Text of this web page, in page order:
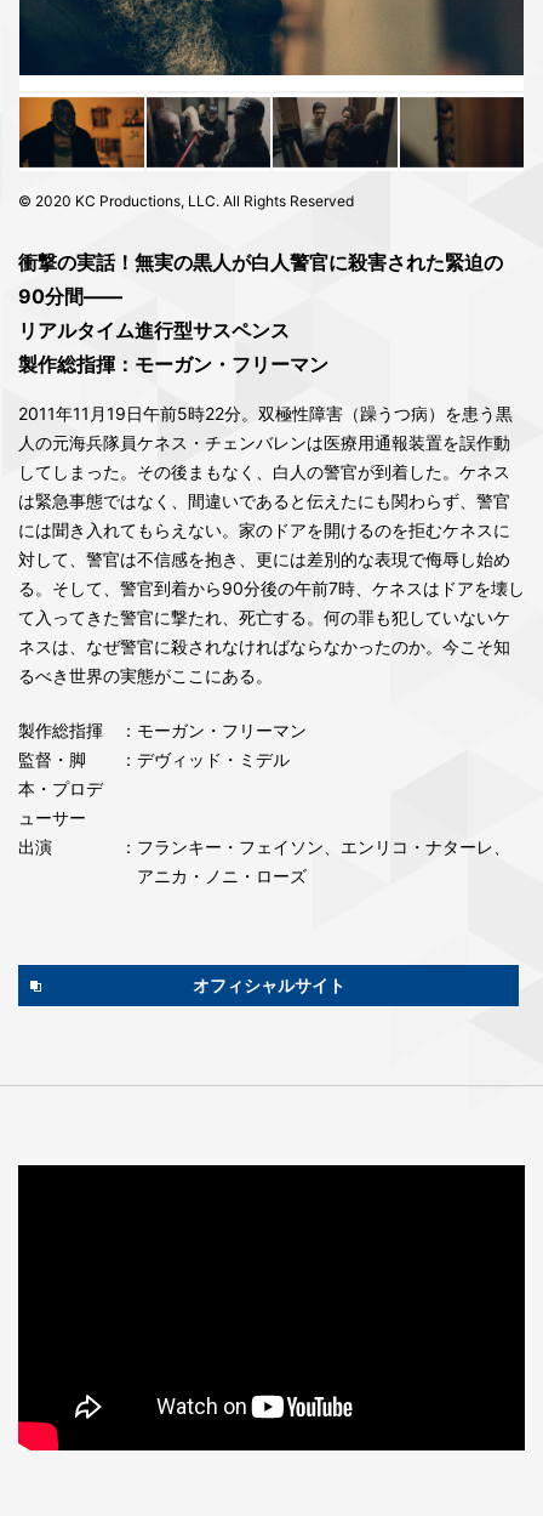
© 2020 KC Productions, LLC. All Rights Reserved
衝撃の実話！無実の黒人が白人警官に殺害された緊迫の
90分間――
リアルタイム進行型サスペンス
製作総指揮：モーガン・フリーマン
2011年11月19日午前5時22分。双極性障害（躁うつ病）を患う黒
人の元海兵隊員ケネス・チェンバレンは医療用通報装置を誤作動
してしまった。その後まもなく、白人の警官が到着した。ケネス
は緊急事態ではなく、間違いであると伝えたにも関わらず、警官
には聞き入れてもらえない。家のドアを開けるのを拒むケネスに
対して、警官は不信感を抱き、更には差別的な表現で侮辱し始め
る。そして、警官到着から90分後の午前7時、ケネスはドアを壊し
て入ってきた警官に撃たれ、死亡する。何の罪も犯していないケ
ネスは、なぜ警官に殺されなければならなかったのか。今こそ知
るべき世界の実態がここにある。
製作総指揮
：モーガン・フリーマン
監督・脚
本・プロデ
ューサー
：デヴィッド・ミデル
出演
：フランキー・フェイソン、エンリコ・ナターレ、
アニカ・ノニ・ローズ
オフィシャルサイト